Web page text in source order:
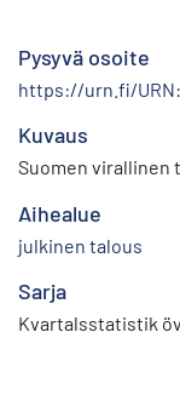
Pysyvä osoite
https://urn.fi/
Kuvaus
Suomen virallinen
Aihealue
julkinen talous
Sarja
Kvartalsstatistik